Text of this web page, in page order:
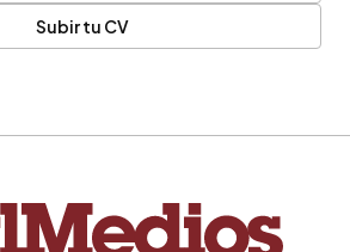
Subir tu CV